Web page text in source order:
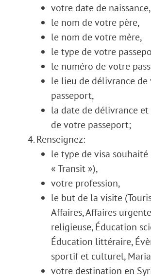
votre date de naissance,
le nom de votre père,
le nom de votre mère,
le type de votre
le numéro de votre
le lieu de délivrance de
passeport,
la date de délivrance et
de votre passeport;
Renseignez:
le type de visa souhaité
« Transit »),
votre profession,
le but de la visite
Affaires, Affaires
religieuse, Éducation
Éducation littéraire,
sportif et culturel,
votre destination en